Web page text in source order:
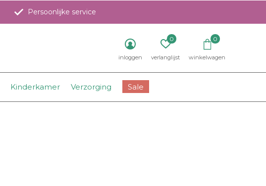
Kinderkamer Verzorging Sale
inloggen verlanglijst
0
winkelwagen
0
Persoonlijke service